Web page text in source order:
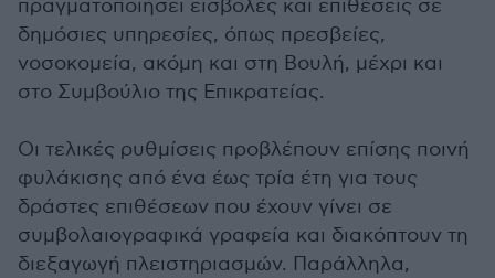
πραγματοποιήσει εισβολές και επιθέσεις σε
δημόσιες υπηρεσίες, όπως πρεσβείες,
νοσοκομεία, ακόμη και στη Βουλή, μέχρι και
στο Συμβούλιο της Επικρατείας.
Οι τελικές ρυθμίσεις προβλέπουν επίσης ποινή
φυλάκισης από ένα έως τρία έτη για τους
δράστες επιθέσεων που έχουν γίνει σε
συμβολαιογραφικά γραφεία και διακόπτουν τη
διεξαγωγή πλειστηριασμών. Παράλληλα,